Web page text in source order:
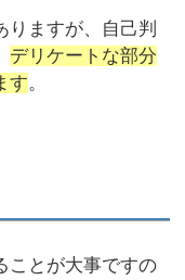
りますが、自己判
デリケートな部分
す。
ことが大事ですの